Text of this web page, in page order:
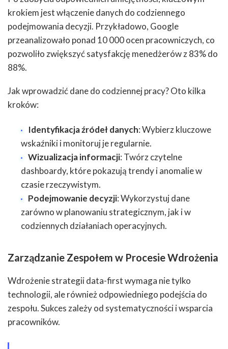
krokiem jest włączenie danych do codziennego
podejmowania decyzji. Przykładowo, Google
przeanalizowało ponad 10 000 ocen pracowniczych, co
pozwoliło zwiększyć satysfakcję menedżerów z 83% do
88%.
Jak wprowadzić dane do codziennej pracy? Oto kilka
kroków:
Identyfikacja źródeł danych: Wybierz kluczowe
wskaźniki i monitoruj je regularnie.
Wizualizacja informacji: Twórz czytelne
dashboardy, które pokazują trendy i anomalie w
czasie rzeczywistym.
Podejmowanie decyzji: Wykorzystuj dane
zarówno w planowaniu strategicznym, jak i w
codziennych działaniach operacyjnych.
Zarządzanie Zespołem w Procesie Wdrożenia
Wdrożenie strategii data-first wymaga nie tylko
technologii, ale również odpowiedniego podejścia do
zespołu. Sukces zależy od systematyczności i wsparcia
pracowników.